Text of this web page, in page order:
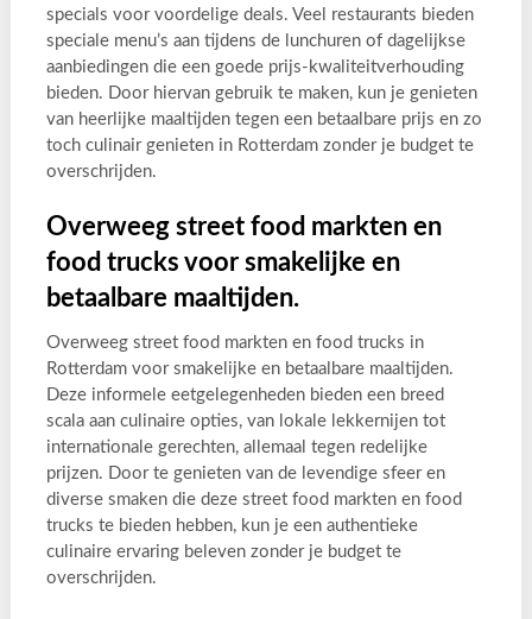
specials voor voordelige deals. Veel restaurants bieden
speciale menu’s aan tijdens de lunchuren of dagelijkse
aanbiedingen die een goede prijs-kwaliteitverhouding
bieden. Door hiervan gebruik te maken, kun je genieten
van heerlijke maaltijden tegen een betaalbare prijs en zo
toch culinair genieten in Rotterdam zonder je budget te
overschrijden.
Overweeg street food markten en
food trucks voor smakelijke en
betaalbare maaltijden.
Overweeg street food markten en food trucks in
Rotterdam voor smakelijke en betaalbare maaltijden.
Deze informele eetgelegenheden bieden een breed
scala aan culinaire opties, van lokale lekkernijen tot
internationale gerechten, allemaal tegen redelijke
prijzen. Door te genieten van de levendige sfeer en
diverse smaken die deze street food markten en food
trucks te bieden hebben, kun je een authentieke
culinaire ervaring beleven zonder je budget te
overschrijden.